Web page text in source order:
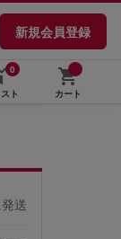
新規会員登録
0
ト
カート
送